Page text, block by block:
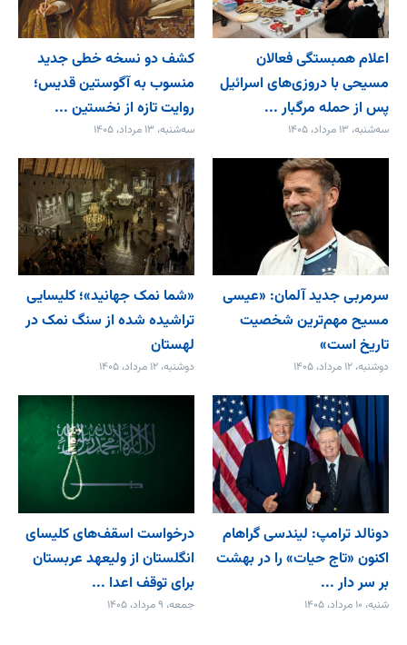
اعلام همبستگی فعالان
مسیحی با دروزی‌های اسرائیل
پس از حمله مرگبار ...
سه‌شنبه، ۱۳ مرداد، ۱۴۰۵
کشف دو نسخه خطی جدید
منسوب به آگوستین قدیس؛
روایت تازه از نخستین ...
سه‌شنبه، ۱۳ مرداد، ۱۴۰۵
سرمربی جدید آلمان: «عیسی
مسیح مهم‌ترین شخصیت
تاریخ است»
دوشنبه، ۱۲ مرداد، ۱۴۰۵
«شما نمک جهانید»؛ کلیسایی
تراشیده شده از سنگ نمک در
لهستان
دوشنبه، ۱۲ مرداد، ۱۴۰۵
دونالد ترامپ: لیندسی گراهام
اکنون «تاج حیات» را در بهشت
بر سر دار ...
شنبه، ۱۰ مرداد، ۱۴۰۵
درخواست اسقف‌های کلیسای
انگلستان از ولیعهد عربستان
برای توقف اعدا ...
جمعه، ۹ مرداد، ۱۴۰۵